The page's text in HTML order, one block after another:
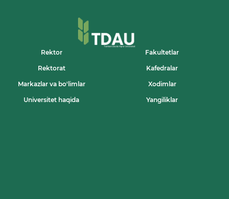
TALABALARNING
MAZMUNLI
QARATILGAN
DAVOM
Rektor Fakultetlar
Rektorat Kafedralar
Markazlar va bo'limlar Xodimlar
Universitet haqida Yangiliklar